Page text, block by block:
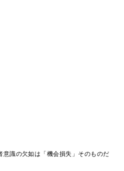
意識の欠如は「機会損失」そのものだ